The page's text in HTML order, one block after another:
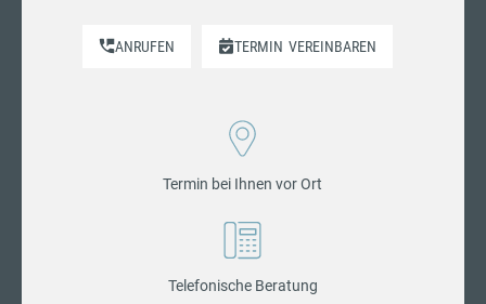
ANRUFEN TERMIN VEREINBAREN
Termin bei Ihnen vor Ort
Telefonische Beratung